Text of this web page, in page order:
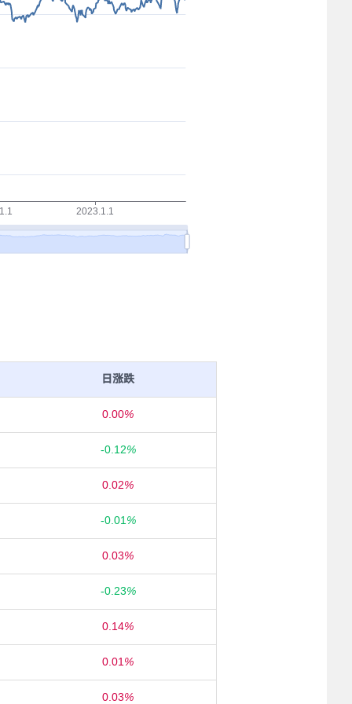
日涨跌
0.00%
-0.12%
0.02%
-0.01 %
0.03%
-0.23%
0.14%
0.01 %
0.03%